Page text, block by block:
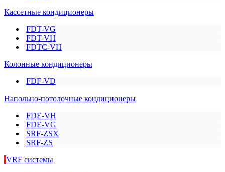
Кассетные кондиционеры
FDT-VG
FDT-VH
FDTC-VH
Колонные кондиционеры
FDF-VD
Напольно-потолочные кондиционеры
FDE-VH
FDE-VG
SRF-ZSX
SRF-ZS
VRF системы